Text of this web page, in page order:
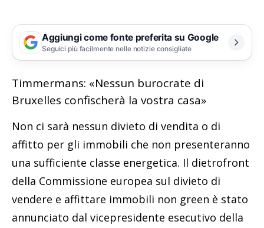
Aggiungi come fonte preferita su Google
Seguici più facilmente nelle notizie consigliate
Timmermans: «Nessun burocrate di
Bruxelles confischerà la vostra casa»
Non ci sarà nessun divieto di vendita o di
affitto per gli immobili che non presenteranno
una sufficiente classe energetica. Il dietrofront
della Commissione europea sul divieto di
vendere e affittare immobili non green è stato
annunciato dal vicepresidente esecutivo della